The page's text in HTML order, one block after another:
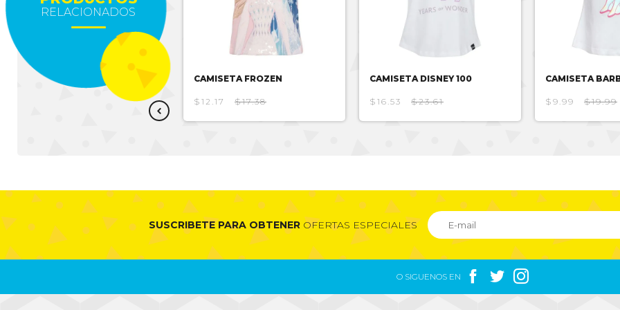
RELACIONADOS
CAMISETA ONE PIECE CAMISETA FROZEN
$12.17 $17.38
CAMISETA DISNEY 100
$16.53 $23.61
CAMISETA
$9.99 $19.99
SUSCRIBETE PARA OBTENEROFERTAS ESPECIALES
O SIGUENOS EN   